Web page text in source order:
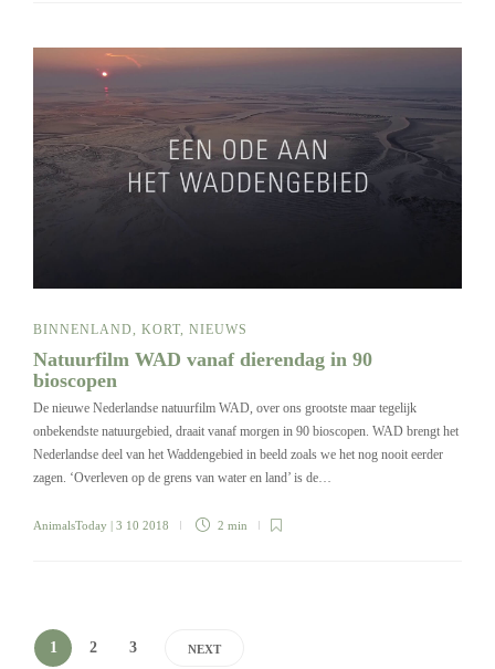
BINNENLAND, KORT, NIEUWS
Natuurfilm WAD vanaf dierendag in 90
bioscopen
De nieuwe Nederlandse natuurfilm WAD, over ons grootste maar tegelijk
onbekendste natuurgebied, draait vanaf morgen in 90 bioscopen. WAD brengt het
Nederlandse deel van het Waddengebied in beeld zoals we het nog nooit eerder
zagen. ‘Overleven op de grens van water en land’ is de…
AnimalsToday | 3 10 2018 2 min
1 2 3 NEXT